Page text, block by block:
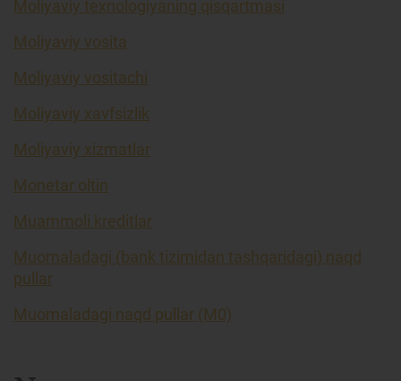
Moliyaviy texnologiyaning qisqartmasi
Moliyaviy vosita
Moliyaviy vositachi
Moliyaviy xavfsizlik
Moliyaviy xizmatlar
Monetar oltin
Muammoli kreditlar
Muomaladagi (bank tizimidan tashqaridagi) naqd
pullar
Muomaladagi naqd pullar (M0)